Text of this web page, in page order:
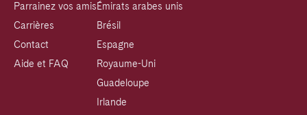
Parrainez vos amis
Carrières
Contact
Aide et FAQ
Émirats arabes unis
Brésil
Espagne
Royaume-Uni
Guadeloupe
Irlande